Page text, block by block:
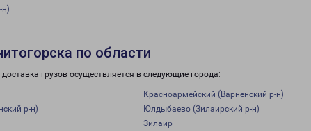
по области
грузов осуществляется в следующие города:
Красноармейский (Варненский р-н)
р-н)
Юлдыбаево (Зилаирский р-н)
Зилаир